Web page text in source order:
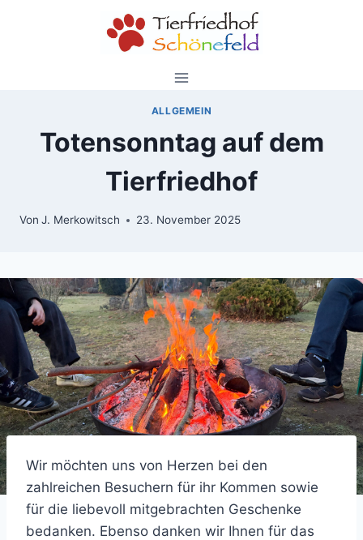
ALLGEMEIN
Totensonntag auf dem
Tierfriedhof
Von J. Merkowitsch 23. November 2025
Wir möchten uns von Herzen bei den
zahlreichen Besuchern für ihr Kommen sowie
für die liebevoll mitgebrachten Geschenke
bedanken. Ebenso danken wir Ihnen für das